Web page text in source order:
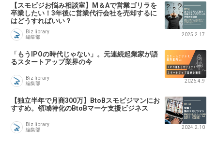
【スモビジお悩み相談室】M＆Aで営業ゴリラを
卒業したい！3年後に営業代行会社を売却するに
はどうすればいい？
Biz library
編集部
2025.2.17
「もうIPOの時代じゃない」。元連続起業家が語
るスタートアップ業界の今
Biz library
編集部
2026.4.9
【独立半年で月商300万】BtoBスモビジマンにお
すすめ。領域特化のBtoBマーケ支援ビジネス
Biz library
編集部
2024.2.10